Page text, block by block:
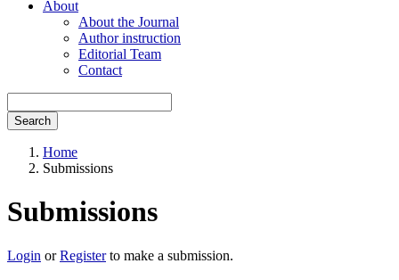
About
About the Journal
Author instruction
Editorial Team
Contact
Search
Home
Submissions
Submissions
Login orRegisterto make a submission.